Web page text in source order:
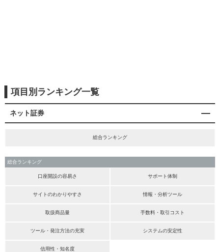
項目別ランキング一覧
ネット証券
総合ランキング
総合ランキング
口座開設の容易さ サポート体制
サイトのわかりやすさ 情報・分析ツール
取扱商品量 手数料・取引コスト
ツール・発注方法の充実 システムの安定性
信用性・知名度